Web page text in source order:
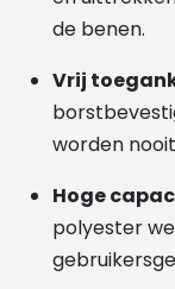
de benen.
Vrij
worden
Hoge
polyester